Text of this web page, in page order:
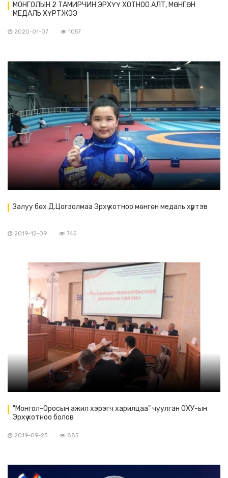
МОНГОЛЫН 2 ТАМИРЧИН ЭРХҮҮ ХОТНОО АЛТ, МӨНГӨН
МЕДАЛЬ ХҮРТЖЭЭ
2020-01-07 1057
Залуу бөх Д.Цогзолмаа Эрхүү хотноо мөнгөн медаль хүртэв
2019-12-09 745
"Монгол-Оросын ажил хэрэгч харилцаа" чуулган ОХУ-ын
Эрхүү хотноо болов
2019-09-23 885